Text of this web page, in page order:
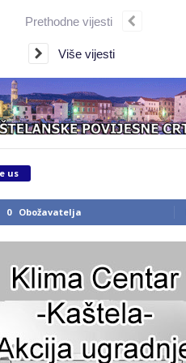
Prethodne vijesti
Više vijesti
us
0 Obožavatelja